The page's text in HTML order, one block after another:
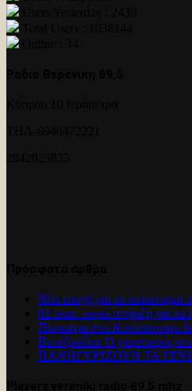
Νέα εποχή για το καταστημα
61 εκατ. ευρώ στήριξη για τα
Πυρκαγια στο Κουτσουναρι
Βενεζουέλα: Ο χειρότερος
ΠΑΝΗΓΥΡΊΖΟΥΝ ΤΑ